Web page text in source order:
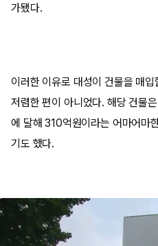
가됐다.
이러한 이유로 대성이 건물을 매
저렴한 편이 아니었다. 해당 건물
에 달해 310억원이라는 어마어마
기도 했다.